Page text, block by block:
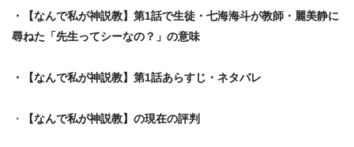
・
【なんで私が神説教】第1話で生徒・七海海斗が教師・麗美静に
尋ねた「先生ってシーなの？」の意味
・【なんで私が神説教】第1話あらすじ・ネタバレ
・ 【なんで私が神説教】 の現在の評判